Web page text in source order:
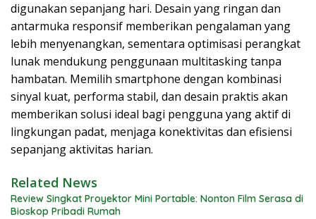
digunakan sepanjang hari. Desain yang ringan dan
antarmuka responsif memberikan pengalaman yang
lebih menyenangkan, sementara optimisasi perangkat
lunak mendukung penggunaan multitasking tanpa
hambatan. Memilih smartphone dengan kombinasi
sinyal kuat, performa stabil, dan desain praktis akan
memberikan solusi ideal bagi pengguna yang aktif di
lingkungan padat, menjaga konektivitas dan efisiensi
sepanjang aktivitas harian.
Related News
Review Singkat Proyektor Mini Portable: Nonton Film Serasa di
Bioskop Pribadi Rumah